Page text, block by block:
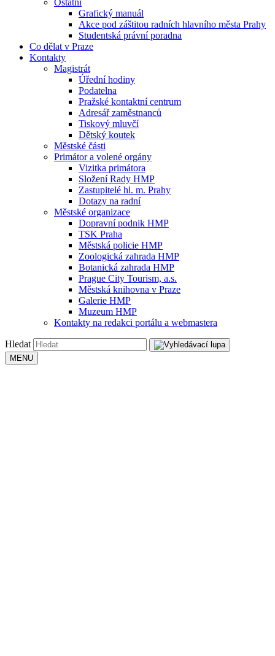
Ostatní
Grafický manuál
Akce pod záštitou radních hlavního města Prahy
Studentská právní poradna
Co dělat v Praze
Kontakty
Magistrát
Úřední hodiny
Podatelna
Pražské kontaktní centrum
Adresář zaměstnanců
Tiskový mluvčí
Dětský koutek
Městské části
Primátor a volené orgány
Vizitka primátora
Složení Rady HMP
Zastupitelé hl. m. Prahy
Dotazy na radní
Městské organizace
Dopravní podnik HMP
TSK Praha
Městská policie HMP
Zoologická zahrada HMP
Botanická zahrada HMP
Prague City Tourism, a.s.
Městská knihovna v Praze
Galerie HMP
Muzeum HMP
Kontakty na redakci portálu a webmastera
Hledat
MENU